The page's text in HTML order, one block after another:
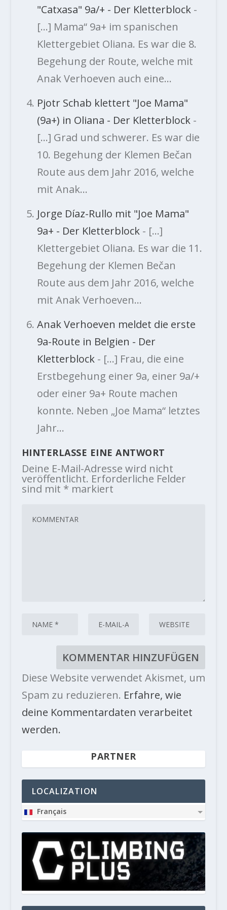
"Catxasa" 9a/+ - Der Kletterblock-
[…] Mama“ 9a+ im spanischen
Klettergebiet Oliana. Es war die 8.
Begehung der Route, welche mit
Anak Verhoeven auch eine…
Pjotr Schab klettert "Joe Mama"
(9a+) in Oliana - Der Kletterblock-
[…] Grad und schwerer. Es war die
10. Begehung der Klemen Bečan
Route aus dem Jahr 2016, welche
mit Anak…
Jorge Díaz-Rullo mit "Joe Mama"
9a+ - Der Kletterblock- […]
Klettergebiet Oliana. Es war die 11.
Begehung der Klemen Bečan
Route aus dem Jahr 2016, welche
mit Anak Verhoeven…
Anak Verhoeven meldet die erste
9a-Route in Belgien - Der
Kletterblock- […] Frau, die eine
Erstbegehung einer 9a, einer 9a/+
oder einer 9a+ Route machen
konnte. Neben „Joe Mama“ letztes
Jahr…
HINTERLASSE EINE ANTWORT
Deine E-Mail-Adresse wird nicht
veröffentlicht. Erforderliche Felder
sind mit * markiert
Diese Website verwendet Akismet, um
Spam zu reduzieren. Erfahre, wie
deine Kommentardaten verarbeitet
werden.
PARTNER
LOCALIZATION
Français